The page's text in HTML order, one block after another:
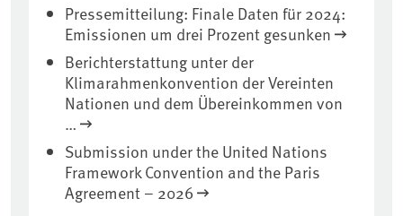
Pressemitteilung: Finale Daten für 2024:
Emissionen um drei Prozent gesunken
Berichterstattung unter der
Klimarahmenkonvention der Vereinten
Nationen und dem Übereinkommen von
…
Submission under the United Nations
Framework Convention and the Paris
Agreement – 2026